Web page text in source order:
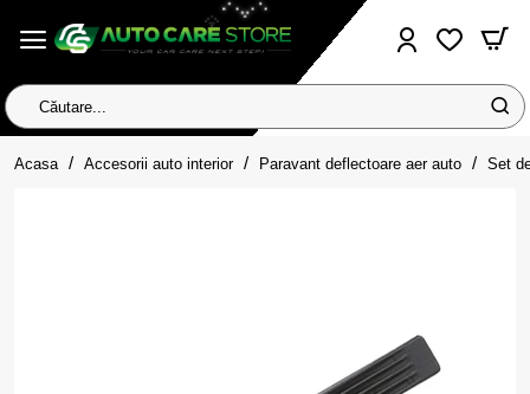
Căutare...
Acasa homeAccesorii auto interior Paravant deflectoare aer auto Set